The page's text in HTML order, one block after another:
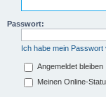
Passwort:
Ich habe mein Passwort
Angemeldet bleiben
Meinen Online-